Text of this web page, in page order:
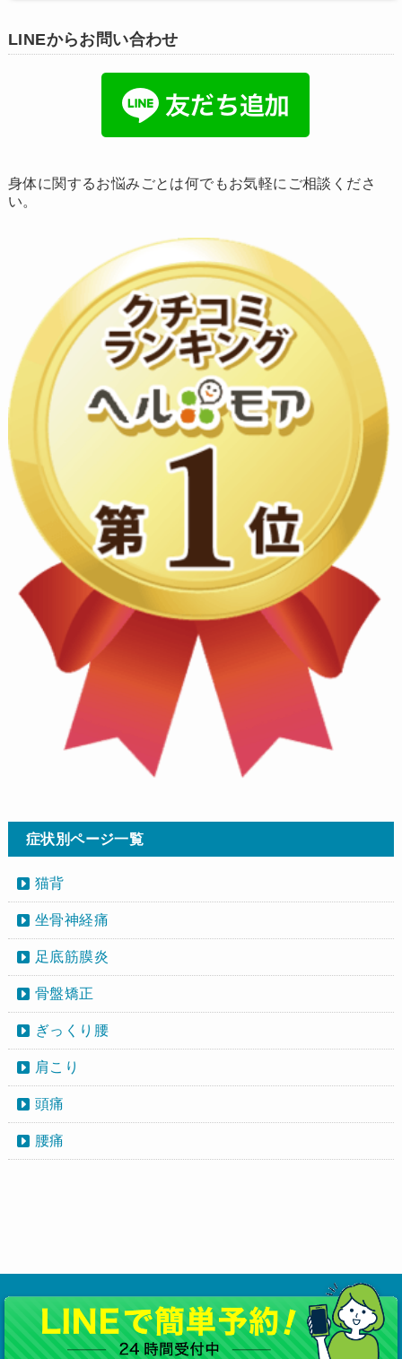
LINEからお問い合わせ
身体に関するお悩みごとは何でもお気軽にご相談くださ
い。
症状別ページ一覧
猫背
坐骨神経痛
足底筋膜炎
骨盤矯正
ぎっくり腰
肩こり
頭痛
腰痛